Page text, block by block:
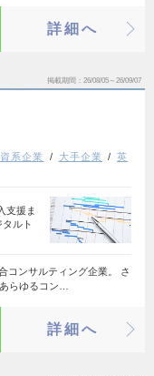
詳細へ
掲載期間 26/08/05～26/09/07
系企業 大手企業
英
支援ま
ルト
コンサルティング企業。 さ
らゆるコン…
詳細へ